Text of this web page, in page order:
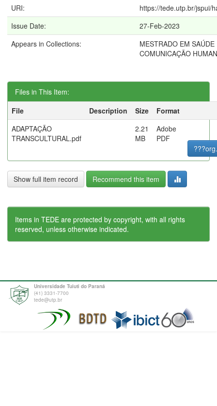
URI:
https://tede.utp.br/jspui/
Issue Date:
27-Feb-2023
Appears in Collections:
MESTRADO EM SAÚDE
COMUNICAÇÃO
Files in This Item:
File
Description Size
Format
ADAPTAÇÃO
TRANSCULTURAL.pdf
2.21
MB
Adobe
PDF
Show full item record Recommend this item
Items in TEDE are protected by copyright, with all rights
reserved, unless otherwise indicated.
Universidade Tuiuti do Paraná
(41) 3331-7700
tede@utp.br